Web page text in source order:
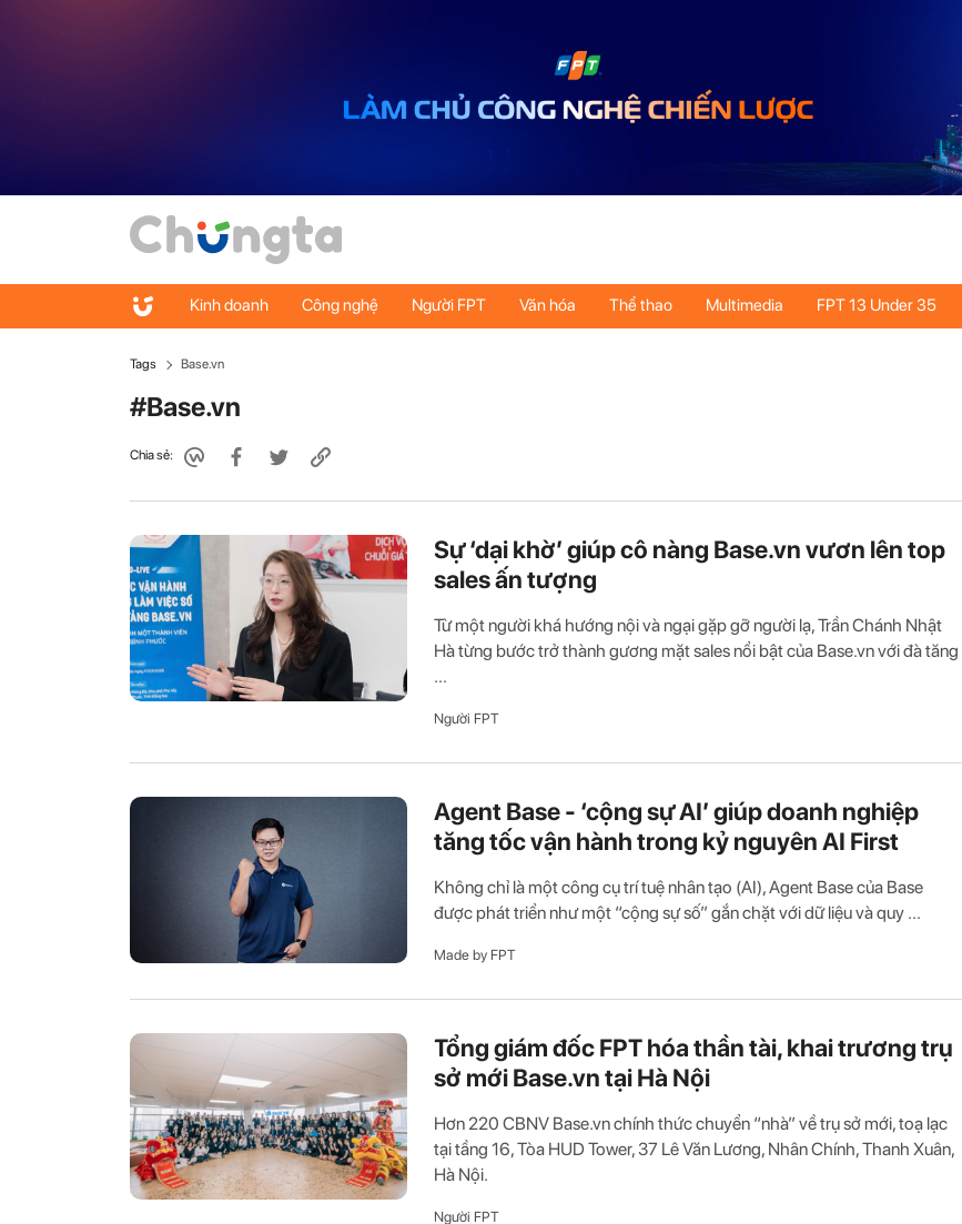
Kinh doanh Công nghệ Người FPT Văn hóa Thể thao Multimedia FPT 13 Under 35
Tags Base.vn
#Base.vn
Chia sẻ:
Sự ‘dại khờ’ giúp cô nàng Base.vn vươn lên top
sales ấn tượng
Từ một người khá hướng nội và ngại gặp gỡ người lạ, Trần Chánh Nhật
Hà từng bước trở thành gương mặt sales nổi bật của Base.vn với đà tăng
...
Người FPT
Agent Base - ‘cộng sự AI’ giúp doanh nghiệp
tăng tốc vận hành trong kỷ nguyên AI First
Không chỉ là một công cụ trí tuệ nhân tạo (AI), Agent Base của Base
được phát triển như một “cộng sự số” gắn chặt với dữ liệu và quy ...
Made by FPT
Tổng giám đốc FPT hóa thần tài, khai trương trụ
sở mới Base.vn tại Hà Nội
Hơn 220 CBNV Base.vn chính thức chuyển “nhà” về trụ sở mới, toạ lạc
tại tầng 16, Tòa HUD Tower, 37 Lê Văn Lương, Nhân Chính, Thanh Xuân,
Hà Nội.
Người FPT